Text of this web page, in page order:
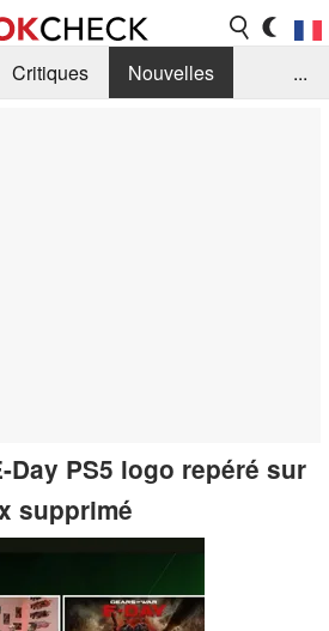
Critiques
Nouvelles
...
Day PS5 logo repéré sur
supprimé